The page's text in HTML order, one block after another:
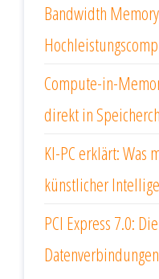
Bandwidth
Compute-in-
direkt in
KI-PC erklärt: Was
künstlicher
PCI Express 7.0:
Datenverbindungen